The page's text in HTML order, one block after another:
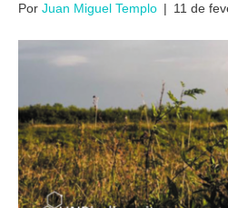
Por Juan Miguel Templo | 11 de